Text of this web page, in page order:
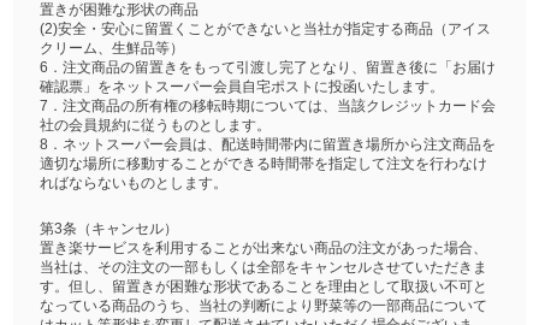
置きが困難な形状の商品
(2)安全・安心に留置くことができないと当社が指定する商品（アイス
クリーム、生鮮品等）
6．注文商品の留置きをもって引渡し完了となり、留置き後に「お届け
確認票」をネットスーパー会員自宅ポストに投函いたします。
7．注文商品の所有権の移転時期については、当該クレジットカード会
社の会員規約に従うものとします。
8．ネットスーパー会員は、配送時間帯内に留置き場所から注文商品を
適切な場所に移動することができる時間帯を指定して注文を行わなけ
ればならないものとします。
第3条（キャンセル）
置き楽サービスを利用することが出来ない商品の注文があった場合、
当社は、その注文の一部もしくは全部をキャンセルさせていただきま
す。但し、留置きが困難な形状であることを理由として取扱い不可と
なっている商品のうち、当社の判断により野菜等の一部商品について